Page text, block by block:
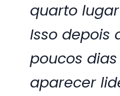
quarto
Isso depois
poucos
aparecer